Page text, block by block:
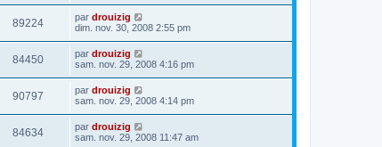
89224 par drouizig
dim. nov. 30, 2008 2:55 pm
84450 par drouizig
sam. nov. 29, 2008 4:16 pm
90797 par drouizig
sam. nov. 29, 2008 4:14 pm
84634 par drouizig
sam. nov. 29, 2008 11:47 am